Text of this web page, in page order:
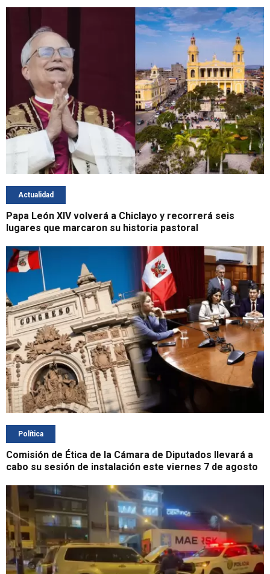
Actualidad
Papa León XIV volverá a Chiclayo y recorrerá seis
lugares que marcaron su historia pastoral
Política
Comisión de Ética de la Cámara de Diputados llevará a
cabo su sesión de instalación este viernes 7 de agosto